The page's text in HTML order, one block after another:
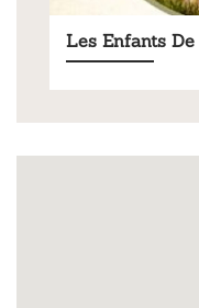
Les Enfants